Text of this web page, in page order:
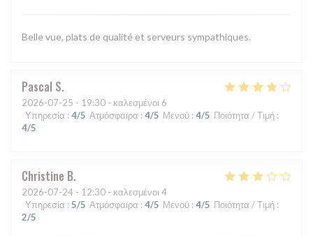
Belle vue, plats de qualité et serveurs sympathiques.
Pascal S
2026-07-25 - 19:30 - καλεσμένοι 6
Υπηρεσία : 4/5 Ατμόσφαιρα : 4/5 Μενού : 4/5 Ποιότητα / Τιμή :
4/5
Christine B
2026-07-24 - 12:30 - καλεσμένοι 4
Υπηρεσία : 5/5 Ατμόσφαιρα : 4/5 Μενού : 4/5 Ποιότητα / Τιμή :
2/5